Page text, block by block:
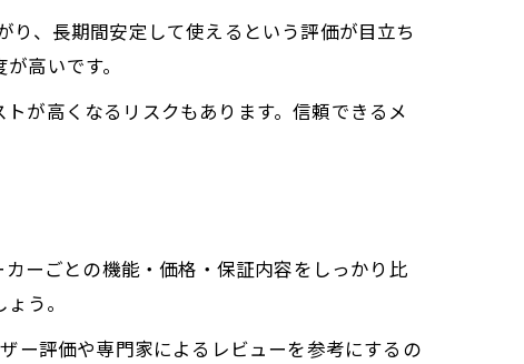
、長期間安定して使えるという評価が目立ち
高いです。
が高くなるリスクもあります。信頼できるメ
ーごとの機能・価格・保証内容をしっかり比
う。
ー評価や専門家によるレビューを参考にするの